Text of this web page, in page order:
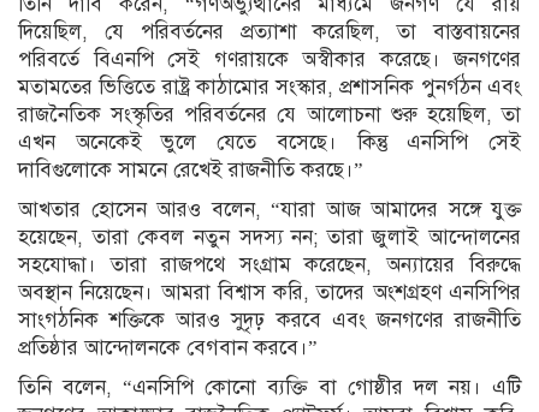
দিয়েছিল, যে পরিবর্তনের প্রত্যাশা করেছিল, তা বাস্তবায়নের
পরিবর্তে বিএনপি সেই গণরায়কে অস্বীকার করেছে। জনগণের
মতামতের ভিত্তিতে রাষ্ট্র কাঠামোর সংস্কার, প্রশাসনিক পুনর্গঠন এবং
রাজনৈতিক সংস্কৃতির পরিবর্তনের যে আলোচনা শুরু হয়েছিল, তা
এখন অনেকেই ভুলে যেতে বসেছে। কিন্তু এনসিপি সেই
দাবিগুলোকে সামনে রেখেই রাজনীতি করছে।”
আখতার হোসেন আরও বলেন, “যারা আজ আমাদের সঙ্গে যুক্ত
হয়েছেন, তারা কেবল নতুন সদস্য নন; তারা জুলাই আন্দোলনের
সহযোদ্ধা। তারা রাজপথে সংগ্রাম করেছেন, অন্যায়ের বিরুদ্ধে
অবস্থান নিয়েছেন। আমরা বিশ্বাস করি, তাদের অংশগ্রহণ এনসিপির
সাংগঠনিক শক্তিকে আরও সুদৃঢ় করবে এবং জনগণের রাজনীতি
প্রতিষ্ঠার আন্দোলনকে বেগবান করবে।”
তিনি বলেন, “এনসিপি কোনো ব্যক্তি বা গোষ্ঠীর দল নয়। এটি